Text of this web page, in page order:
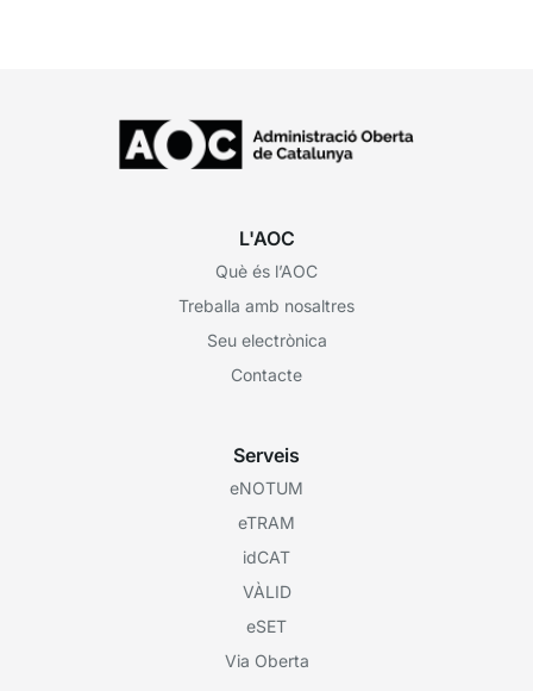
L'AOC
Què és l’AOC
Treballa amb nosaltres
Seu electrònica
Contacte
Serveis
eNOTUM
eTRAM
idCAT
VÀLID
eSET
Via Oberta